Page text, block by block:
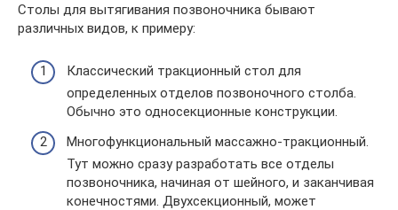
Столы для вытягивания позвоночника бывают
различных видов, к примеру:
Классический тракционный стол для
определенных отделов позвоночного столба.
Обычно это односекционные конструкции.
Многофункциональный массажно-тракционный.
Тут можно сразу разработать все отделы
позвоночника, начиная от шейного, и заканчивая
конечностями. Двухсекционный, может